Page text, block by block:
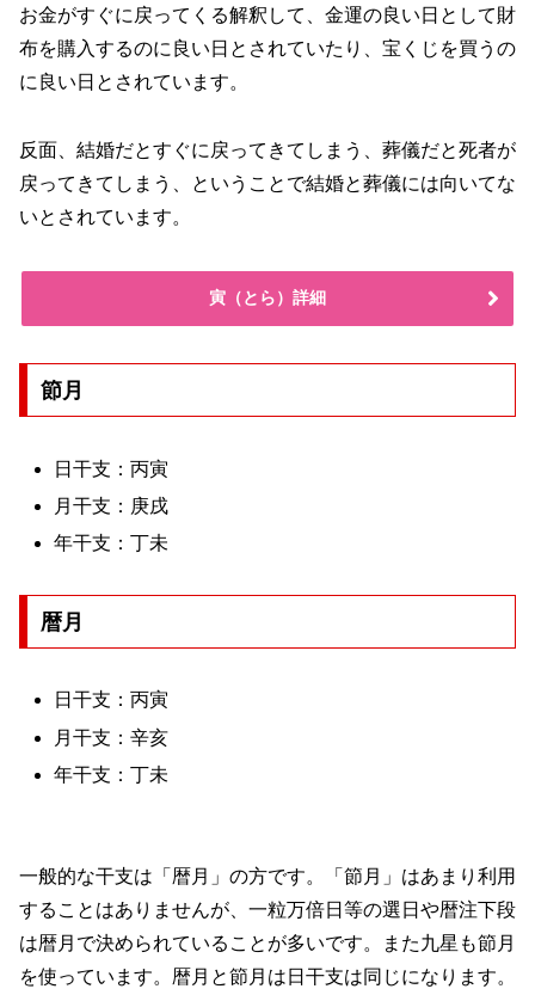
お金がすぐに戻ってくる解釈して、金運の良い日として財
布を購入するのに良い日とされていたり、宝くじを買うの
に良い日とされています。
反面、結婚だとすぐに戻ってきてしまう、葬儀だと死者が
戻ってきてしまう、ということで結婚と葬儀には向いてな
いとされています。
寅（とら）詳細
節月
日干支：丙寅
月干支：庚戌
年干支：丁未
暦月
日干支：丙寅
月干支：辛亥
年干支：丁未
一般的な干支は「暦月」の方です。「節月」はあまり利用
することはありませんが、一粒万倍日等の選日や暦注下段
は暦月で決められていることが多いです。また九星も節月
を使っています。暦月と節月は日干支は同じになります。